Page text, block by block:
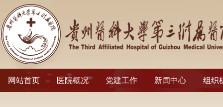
网站首页 医院概况 党建工作 新闻中心 组织